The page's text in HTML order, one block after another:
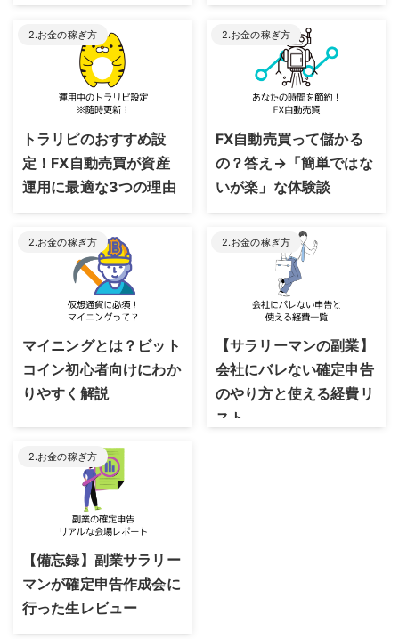
2.お金の稼ぎ方
2023/8/24
トラリピのおすすめ設
定！FX自動売買が資産
運用に最適な3つの理由
2.お金の稼ぎ方
2023/8/24
FX自動売買って儲かる
の？答え→「簡単ではな
いが楽」な体験談
2.お金の稼ぎ方
2023/8/24
マイニングとは？ビット
コイン初心者向けにわか
りやすく解説
2.お金の稼ぎ方
2023/6/23
【サラリーマンの副業】
会社にバレない確定申告
のやり方と使える経費リ
スト
2.お金の稼ぎ方
2023/8/30
【備忘録】副業サラリー
マンが確定申告作成会に
行った生レビュー